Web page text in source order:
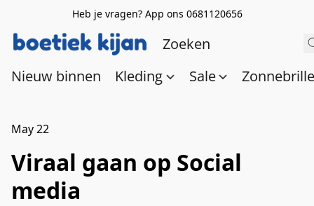
Heb je vragen? App ons 0681120656
Nieuw binnen Kleding Sale
May 22
Viraal gaan op Social
media